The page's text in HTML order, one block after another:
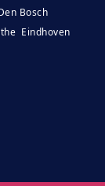
Bosch
Eindhoven